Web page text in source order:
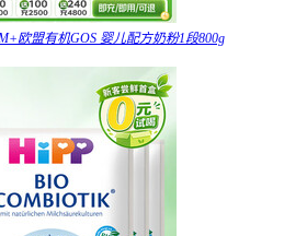
欧盟有机GOS 婴儿配方奶粉1段800g